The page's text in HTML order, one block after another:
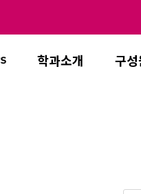
학과소개 구